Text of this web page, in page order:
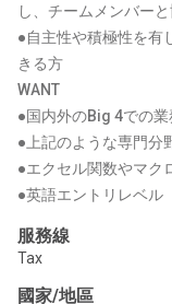
し、チームメンバー
●自主性や積極性を有
きる方
WANT
●国内外のBig 4での業
●上記のような専門分
●エクセル関数やマク
●英語エントリレベル
服務線
Tax
國家/地區